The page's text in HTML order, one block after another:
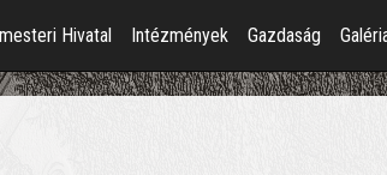
Hivatal Intézmények Gazdaság